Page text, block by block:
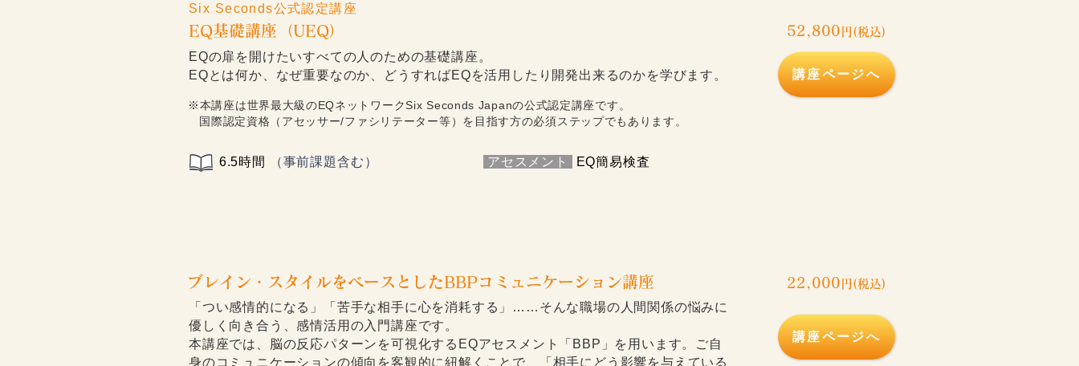
Six Seconds公式認定講座
EQ基礎講座（UEQ）
EQの扉を開けたいすべての人のための基礎講座。
EQとは何か、なぜ重要なのか、どうすればEQを活用したり開発出来るのかを学びます。
52,800 円(税込)
講座ページへ
※本講座は世界最大級のEQネットワークSix Seconds Japanの公式認定講座です。
国際認定資格（アセッサー/ファシリテーター等）を目指す方の必須ステップでもあります。
6.5時間 （事前課題含む） アセスメント EQ簡易検査
ブレイン・スタイルをベースとしたBBPコミュニケーション講座
「つい感情的になる」「苦手な相手に心を消耗する」……そんな職場の人間関係の悩みに
優しく向き合う、感情活用の入門講座です。
本講座では、脳の反応パターンを可視化するEQアセスメント「BBP」を用います。ご自
身のコミュニケーションの傾向を客観的に紐解くことで、「相手にどう影響を与えている
22,000 円(税込)
講座ページへ